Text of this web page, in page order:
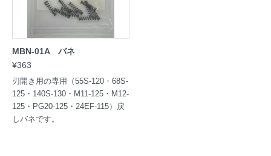
MBN-01A バネ
¥363
刃開き用の専用（55S-120・68S-
125・140S-130・M11-125・M12-
125・PG20-125・24EF-115）戻
しバネです。